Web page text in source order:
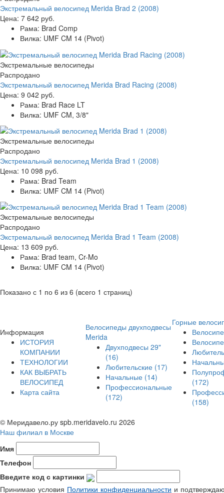
Экстремальный велосипед Merida Brad 2 (2008)
Цена: 7 642 руб.
Рама: Brad Comp
Вилка: UMF CM 14 (Pivot)
Экстремальные велосипеды
Распродано
Экстремальный велосипед Merida Brad Racing (2008)
Цена: 9 042 руб.
Рама: Brad Race LT
Вилка: UMF CM, 3/8"
Экстремальные велосипеды
Распродано
Экстремальный велосипед Merida Brad 1 (2008)
Цена: 10 098 руб.
Рама: Brad Team
Вилка: UMF CM 14 (Pivot)
Экстремальные велосипеды
Распродано
Экстремальный велосипед Merida Brad 1 Team (2008)
Цена: 13 609 руб.
Рама: Brad team, Cr-Mo
Вилка: UMF CM 14 (Pivot)
Показано с 1 по 6 из 6 (всего 1 страниц)
Информация
ИСТОРИЯ
КОМПАНИИ
ТЕХНОЛОГИИ
КАК ВЫБРАТЬ
ВЕЛОСИПЕД
Карта сайта
Велосипеды двухподвесы
Merida
Двухподвесы 29"
(16)
Любительские (17)
Начальные (14)
Профессиональные
(172)
Горные
(172)
(158)
© Меридавело.ру spb.meridavelo.ru 2026
Наш филиал в Москве
Имя
Телефон
Введите код с картинки
Принимаю условия Политики конфиденциальности и